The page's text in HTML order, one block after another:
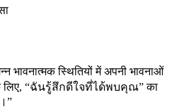
भावनात्मक स्थितियों में अपनी भावनाओं
लिए, “ฉันรู้สึกดีใจที่ได้พบคุณ” का